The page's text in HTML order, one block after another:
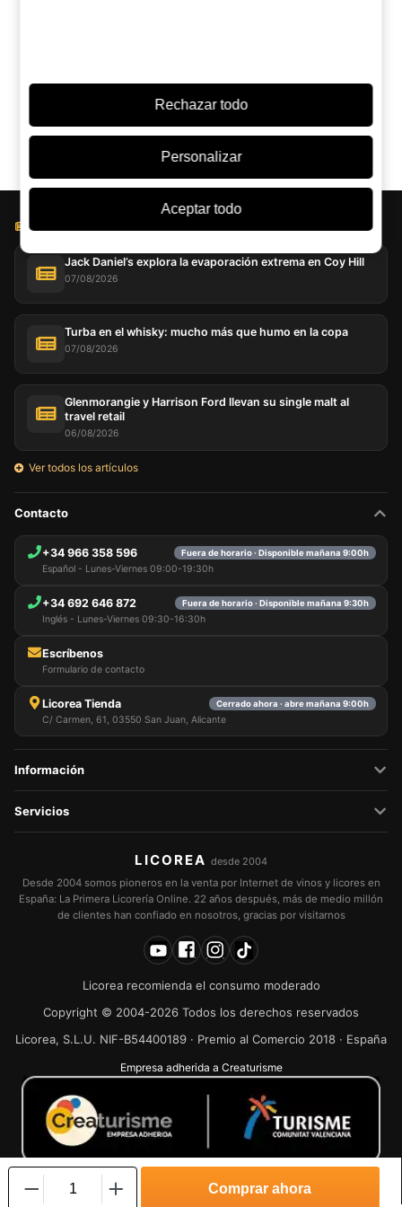
Claude
Google AI
Jack Daniel’s explora la evaporación extrema en Coy Hill
07/08/2026
Turba en el whisky: mucho más que humo en la copa
07/08/2026
Glenmorangie y Harrison Ford llevan su single malt al
travel retail
06/08/2026
Ver todos los artículos
Contacto
+34 966 358 596 Fuera de horario · Disponible mañana 9:00h
Español - Lunes-Viernes 09:00-19:30h
+34 692 646 872 Fuera de horario · Disponible mañana 9:30h
Inglés - Lunes-Viernes 09:30-16:30h
Escríbenos
Formulario de contacto
Licorea Tienda Cerrado ahora · abre mañana 9:00h
C/ Carmen, 61, 03550 San Juan, Alicante
Información
Servicios
LICOREA desde 2004
Desde 2004 somos pioneros en la venta por Internet de vinos y licores en
España: La Primera Licorería Online. 22 años después, más de medio millón
de clientes han confiado en nosotros, gracias por visitarnos
Licorea recomienda el consumo moderado
Copyright © 2004-2026 Todos los derechos reservados
Licorea, S.L.U. NIF-B54400189 · Premio al Comercio 2018 · España
Empresa adherida a Creaturisme
Rechazar todo
Personalizar
Aceptar todo